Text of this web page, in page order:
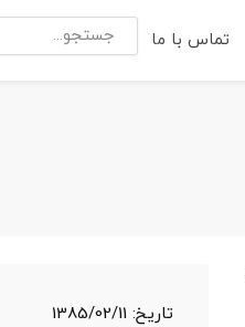
تماس با ما
تاریخ: 1385/02/11